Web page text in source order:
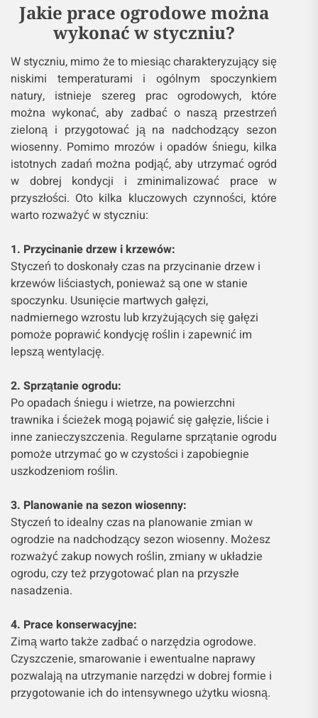
Jakie prace ogrodowe można
wykonać w styczniu?
W styczniu, mimo że to miesiąc charakteryzujący się
niskimi temperaturami i ogólnym spoczynkiem
natury, istnieje szereg prac ogrodowych, które
można wykonać, aby zadbać o naszą przestrzeń
zieloną i przygotować ją na nadchodzący sezon
wiosenny. Pomimo mrozów i opadów śniegu, kilka
istotnych zadań można podjąć, aby utrzymać ogród
w dobrej kondycji i zminimalizować prace w
przyszłości. Oto kilka kluczowych czynności, które
warto rozważyć w styczniu:
1. Przycinanie drzew i krzewów:
Styczeń to doskonały czas na przycinanie drzew i
krzewów liściastych, ponieważ są one w stanie
spoczynku. Usunięcie martwych gałęzi,
nadmiernego wzrostu lub krzyżujących się gałęzi
pomoże poprawić kondycję roślin i zapewnić im
lepszą wentylację.
2. Sprzątanie ogrodu:
Po opadach śniegu i wietrze, na powierzchni
trawnika i ścieżek mogą pojawić się gałęzie, liście i
inne zanieczyszczenia. Regularne sprzątanie ogrodu
pomoże utrzymać go w czystości i zapobiegnie
uszkodzeniom roślin.
3. Planowanie na sezon wiosenny:
Styczeń to idealny czas na planowanie zmian w
ogrodzie na nadchodzący sezon wiosenny. Możesz
rozważyć zakup nowych roślin, zmiany w układzie
ogrodu, czy też przygotować plan na przyszłe
nasadzenia.
4. Prace konserwacyjne:
Zimą warto także zadbać o narzędzia ogrodowe.
Czyszczenie, smarowanie i ewentualne naprawy
pozwalają na utrzymanie narzędzi w dobrej formie i
przygotowanie ich do intensywnego użytku wiosną.